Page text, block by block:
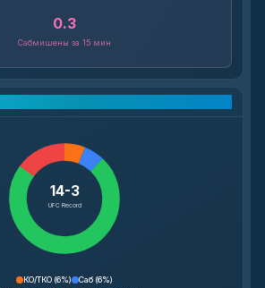
0.3
Сабмишены за 15 мин
14-3
UFC Record
КО/ТКО (6%) Саб (6%)